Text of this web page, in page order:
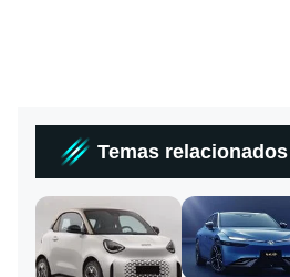
Temas relacionados